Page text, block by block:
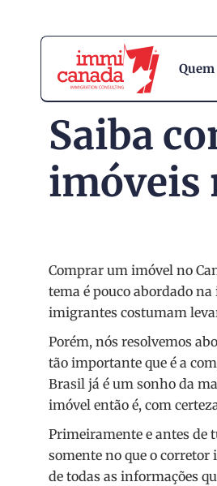
Saiba
imóveis
Comprar um imóvel no
tema é pouco abordado
imigrantes costumam
Porém, nós resolvemos
tão importante que é a
Brasil já é um sonho da
imóvel então é, com
Primeiramente e antes de
somente no que o
de todas as informações